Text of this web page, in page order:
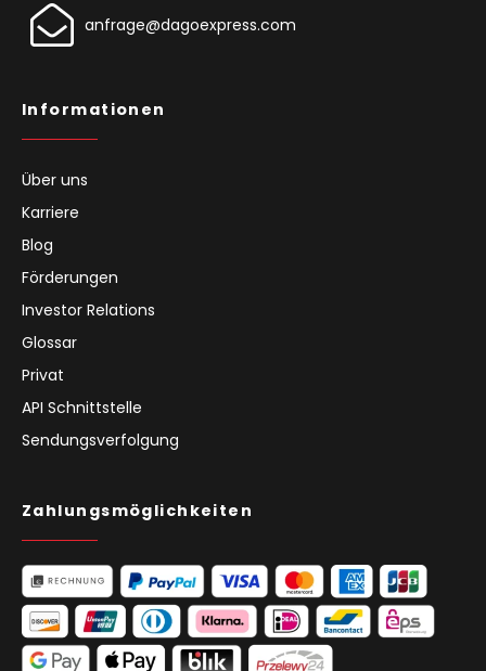
anfrage@dagoexpress.com
Informationen
Über uns
Karriere
Blog
Förderungen
Investor Relations
Glossar
Privat
API Schnittstelle
Sendungsverfolgung
Zahlungsmöglichkeiten